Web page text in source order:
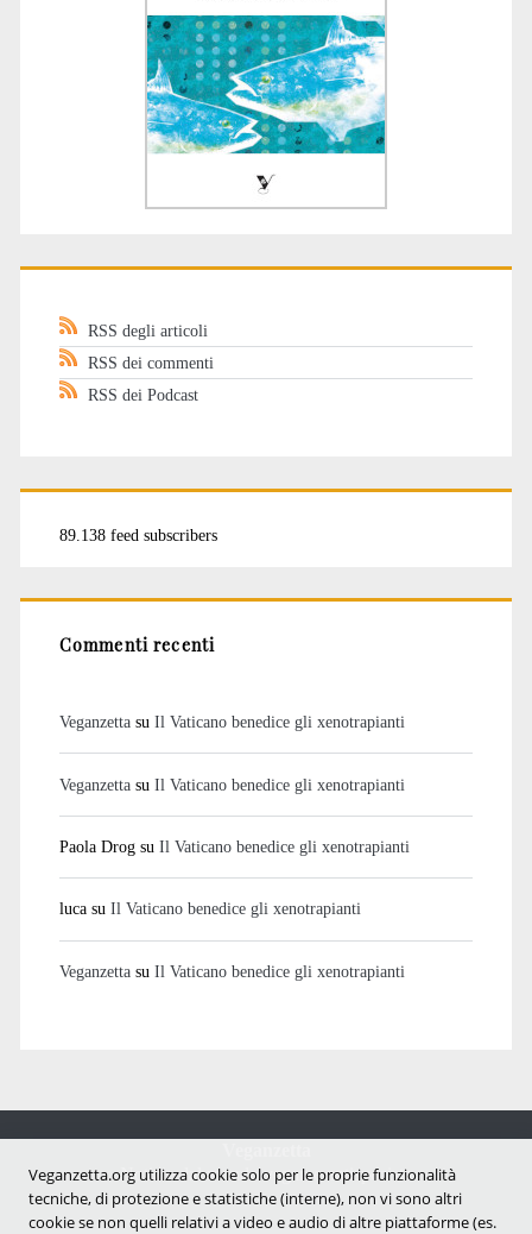
RSS degli articoli
RSS dei commenti
RSS dei Podcast
89.138 feed subscribers
Commenti recenti
Veganzettasu Il Vaticano benedice gli xenotrapianti
Veganzettasu Il Vaticano benedice gli xenotrapianti
Paola Drogsu Il Vaticano benedice gli xenotrapianti
lucasu Il Vaticano benedice gli xenotrapianti
Veganzettasu Il Vaticano benedice gli xenotrapianti
Notizie dal mondo vegan e antispecista
Veganzetta.org utilizza cookie solo per le proprie funzionalità
tecniche, di protezione e statistiche (interne), non vi sono altri
cookie se non quelli relativi a video e audio di altre piattaforme (es.